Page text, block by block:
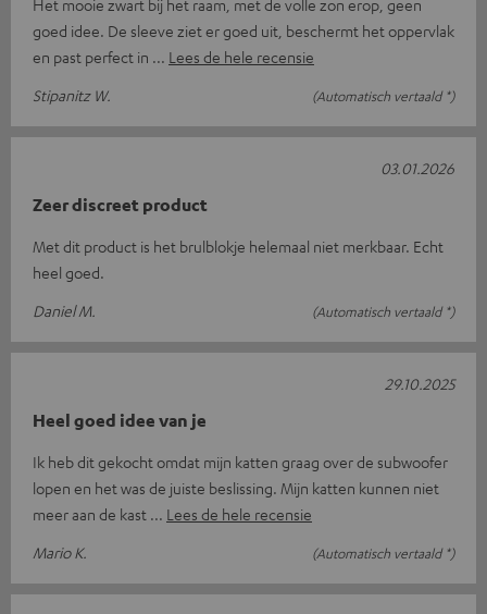
Het mooie zwart bij het raam, met de volle zon erop, geen
goed idee. De sleeve ziet er goed uit, beschermt het oppervlak
en past perfect in
Lees de hele recensie
Stipanitz W.
(Automatisch vertaald *)
Zeer discreet product
Met dit product is het brulblokje helemaal niet merkbaar. Echt
heel goed.
Daniel M.
(Automatisch vertaald *)
03.01.2026
Heel goed idee van je
Ik heb dit gekocht omdat mijn katten graag over de subwoofer
lopen en het was de juiste beslissing. Mijn katten kunnen niet
meer aan de kast
Lees de hele recensie
Mario K.
(Automatisch vertaald *)
29.10.2025